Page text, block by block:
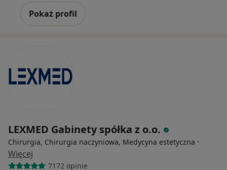
Pokaż profil
LEXMED Gabinety spółka z o.o.
Chirurgia, Chirurgia naczyniowa, Medycyna estetyczna ·
Więcej
7172 opinie